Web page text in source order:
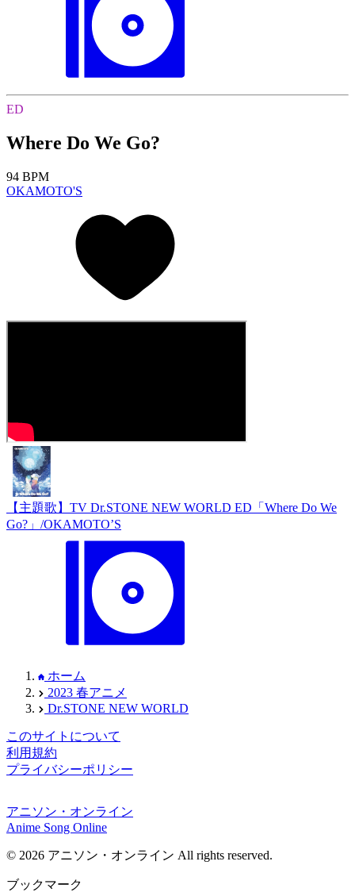
ED
Where Do We Go?
94 BPM
OKAMOTO'S
【主題歌】TV Dr.STONE NEW WORLD ED「Where Do We
Go?」/OKAMOTO’S
ホーム
2023 春アニメ
Dr.STONE NEW WORLD
このサイトについて
利用規約
プライバシーポリシー
アニソン・オンライン
Anime Song Online
© 2026 アニソン・オンライン All rights reserved.
ブックマーク